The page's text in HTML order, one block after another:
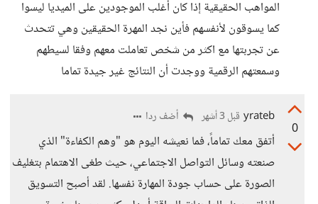
المواهب الحقيقية إذا كان أغلب الموجودين على الميديا ليسوا
كما يسوقون لأنفسهم فأين نجد المهرة الحقيقين وهي تتحدث
عن تجربتها مع اكثر من شخص تعاملت معهم وفقا لسيطهم
وسمعتهم الرقمية ووجدت أن النتائج غير جيدة تماما
0
yrateb قبل 3 أشهر أضف ردا
أتفق معك تماماً، فما نعيشه اليوم هو "وهم الكفاءة" الذي
صنعته وسائل التواصل الاجتماعي، حيث طغى الاهتمام بتغليف
الصورة على حساب جودة المهارة نفسها. لقد أصبح التسويق